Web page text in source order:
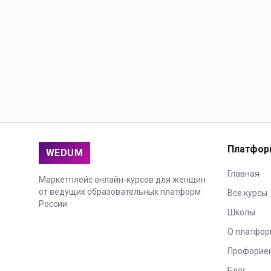
WEDUM
Маркетплейс онлайн-курсов для женщин
от ведущих образовательных платформ
России
Главная
Все курсы
Школы
О